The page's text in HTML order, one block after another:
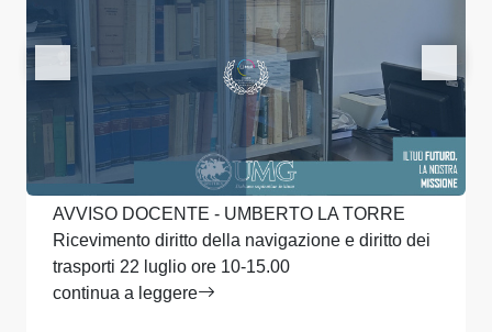
AVVISO DOCENTE - UMBERTO LA TORRE
Ricevimento diritto della navigazione e diritto dei
trasporti 22 luglio ore 10-15.00
continua a leggere